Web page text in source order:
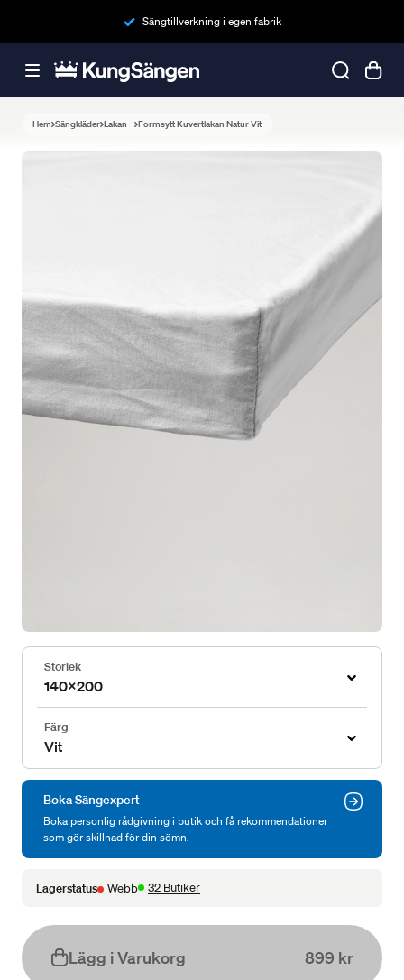
Sängtillverkning i egen fabrik
Hem Sängkläder Lakan Formsytt Kuvertlakan Natur Vit
Storlek
140x200
Färg
Vit
Boka Sängexpert
Boka personlig rådgivning i butik och få rekommendationer
som gör skillnad för din sömn.
Lagerstatus Webb 32 Butiker
Lägg i Varukorg 899 kr